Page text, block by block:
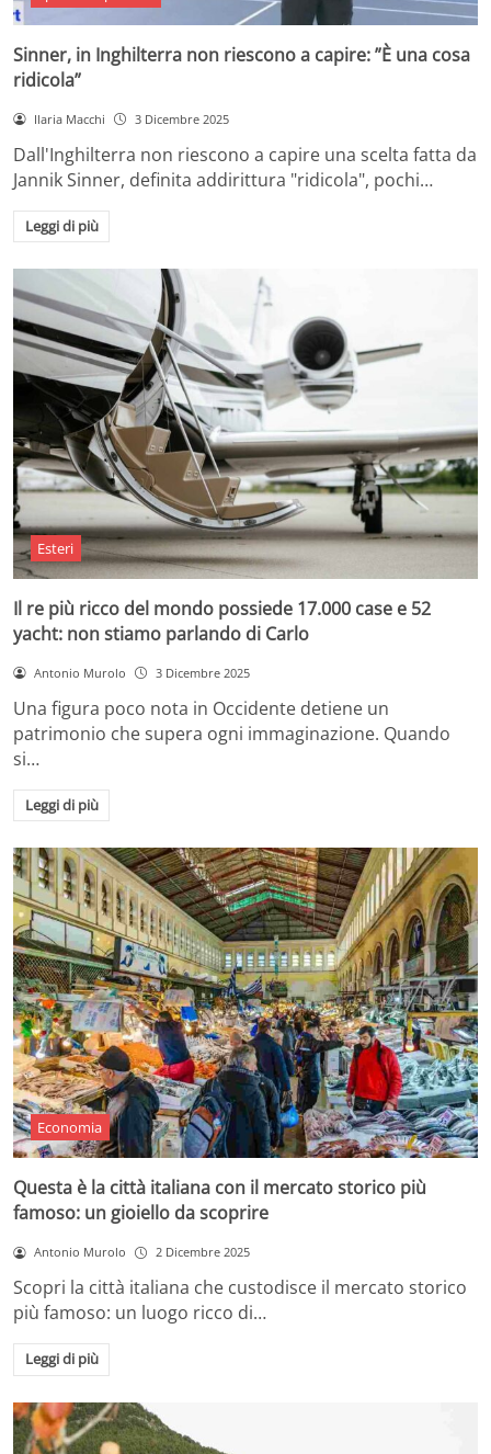
Sinner, in Inghilterra non riescono a capire: ”È una cosa
ridicola”
Ilaria Macchi 3 Dicembre 2025
Dall'Inghilterra non riescono a capire una scelta fatta da
Jannik Sinner, definita addirittura "ridicola", pochi…
Leggi di più
Esteri
Il re più ricco del mondo possiede 17.000 case e 52
yacht: non stiamo parlando di Carlo
Antonio Murolo 3 Dicembre 2025
Una figura poco nota in Occidente detiene un
patrimonio che supera ogni immaginazione. Quando
si…
Leggi di più
Economia
Questa è la città italiana con il mercato storico più
famoso: un gioiello da scoprire
Antonio Murolo 2 Dicembre 2025
Scopri la città italiana che custodisce il mercato storico
più famoso: un luogo ricco di…
Leggi di più